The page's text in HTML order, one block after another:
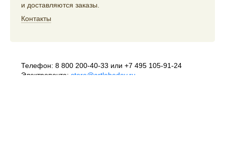
и доставляются заказы.
Контакты
Телефон: 8 800 200-40-33 или +7 495 105-91-24
Электропочта: store@artlebedev.ru